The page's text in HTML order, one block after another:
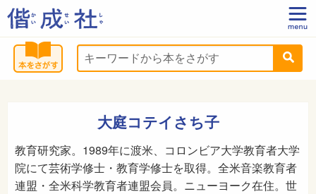
大庭コテイさち子
教育研究家。1989年に渡米、コロンビア大学教育者大学
院にて芸術学修士・教育学修士を取得。全米音楽教育者
連盟・全米科学教育者連盟会員。ニューヨーク在住。世